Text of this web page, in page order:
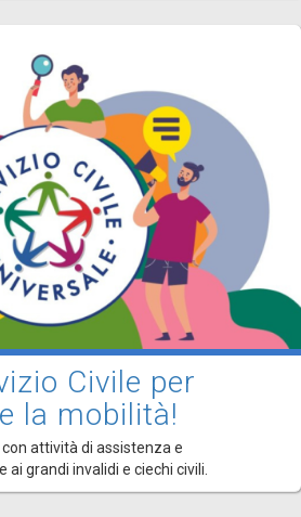
Civile per
la mobilità!
attività di assistenza e
grandi invalidi e ciechi civili.